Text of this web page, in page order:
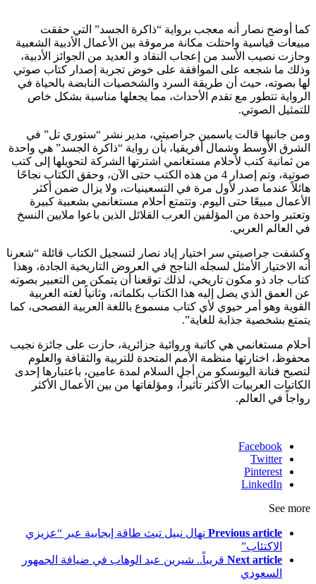
كما أوضح نصار أنه معجب برواية “ذاكرة الجسد” التي حققت
مبيعات قياسية واحتلت مكانة مرموقة بين الأعمال الأدبية الشعبية
وحازت نصيب الأسد من إعجاب النقاد و العديد من الجوائز الأدبية،
وذلك ما شجعه على الموافقة على خوض تجربة إصدار كتاب صوتي
لها بصوته، حيث أن طريقة السرد والشخصيات النابضة بالحياة في
الرواية تتطور مع تقدم الأحداث، مما يجعلها مناسبة بشكل خاص
للتمثيل الصوتي.
ومن جانبها قالت ياسمين جراصيتي، مدير نشر “ستوري تل” في
الشرق الأوسط وشمال أفريقيا، بأن رواية “ذاكرة الجسد” هي واحدة
من ثمانية كتب لأحلام مستغانمي اشترتها الشركة لتحويلها إلى كتب
صوتية، وتم إصدار 4 من هذه الكتب حتى الآن، وحقق الكتاب نجاحًا
هائلاً عندما صدر لأول مرة في التسعينيات، ولا يزال ضمن أكثر
الأعمال مبيعًا حتى اليوم. وتتمتع أحلام مستغانمي بشعبية كبيرة
وتعتبر واحدة من المؤلفين العرب القلائل الذين باعوا ملايين النسخ
في العالم العربي.
وكشفت جراصيتي سر اختيار إياد نصار لتسجيل الكتاب قائلة “شعرنا
أنه الاختيار الأمثل لسجله الناجح في العروض التاريخية الجادة، وهذا
كتاب جاد ذو مكون تاريخي، لذلك توقعنا أن يتمكن من التعبير بصوته
عن العمق الذي يصل إليه هذا الكتاب بكلماته، وثانياً لغته العربية
القوية وهو أمر حيوي لأي كتاب مسموع باللغة العربية الفصحى، كما
يتمتع بشخصية جذابة للغاية”.
أحلام مستغانمي هي كاتبة وروائية جزائرية، حازت على جائزة نجيب
محفوظ، اختارتها منظمة الأمم المتحدة للتربية والثقافة والعلوم
لتصبح فنانة اليونسكو من أجل السلام لمدة عامين، باعتبارها إحدى
الكاتبات العربيات الأكثر تأثيراً، ومؤلفاتها من بين الأعمال الأكثر
رواجاً في العالم.
Facebook
Twitter
Pinterest
LinkedIn
See more
Previous article نهال نبيل تبث طاقة إيجابية عبر “عزيزي
الاكتئاب”
Next article قريباً.. شيرين عبد الوهاب في ضيافة الجمهور
السعودي